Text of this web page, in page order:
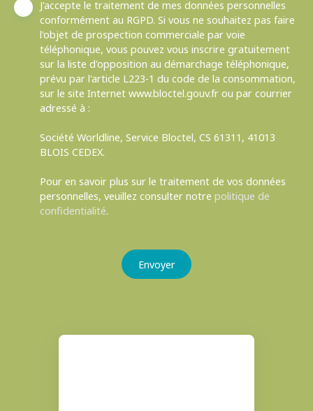
J'accepte le traitement de mes données personnelles
conformément au RGPD. Si vous ne souhaitez pas faire
l'objet de prospection commerciale par voie
téléphonique, vous pouvez vous inscrire gratuitement
sur la liste d'opposition au démarchage téléphonique,
prévu par l'article L223-1 du code de la consommation,
sur le site Internet www.bloctel.gouv.fr ou par courrier
adressé à :
Société Worldline, Service Bloctel, CS 61311, 41013
BLOIS CEDEX.
Pour en savoir plus sur le traitement de vos données
personnelles, veuillez consulter notre politique de
confidentialité.
Envoyer